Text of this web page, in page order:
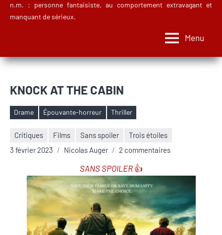
n.m. : personne fantaisiste, au comportement extravagant et
manquant de sérieux.
Menu
KNOCK AT THE CABIN
Étiquettes
Drame Épouvante-horreur Thriller
Critiques Films Sans spoiler
Trois étoiles
3 février 2023
Nicolas Auger 2 commentaires